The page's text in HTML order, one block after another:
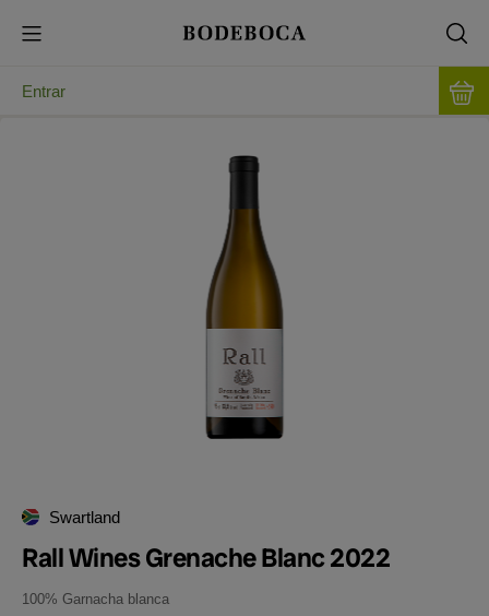
Entrar
Swartland
Rall Wines Grenache Blanc 2022
100% Garnacha blanca